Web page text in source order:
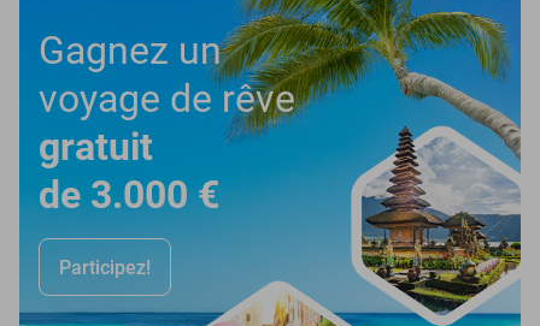
Gagnez un
voyage de rêve
gratuit
de 3.000 €
Participez!